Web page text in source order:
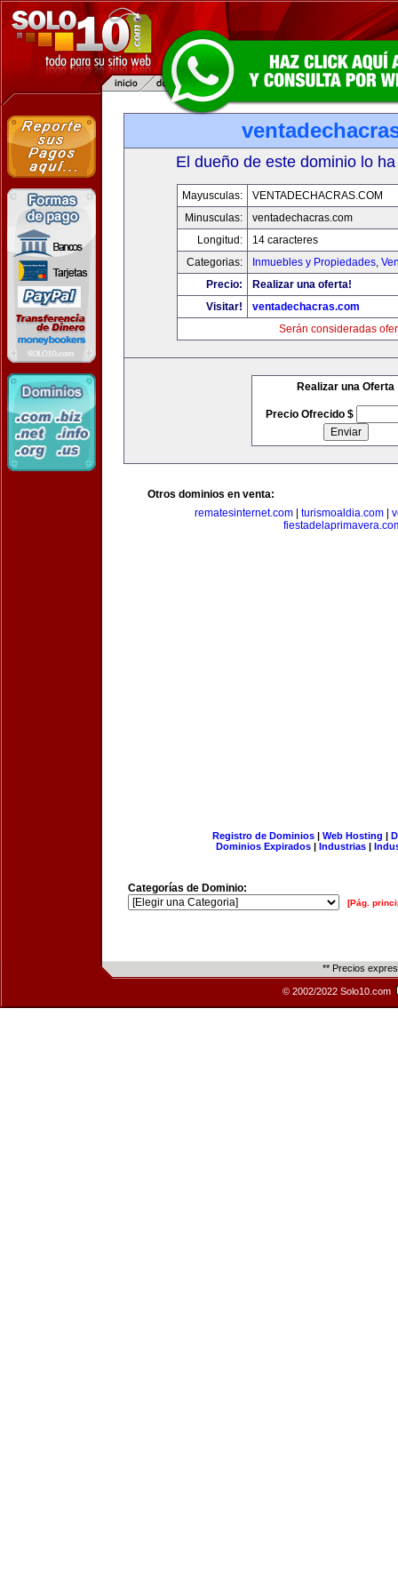
El dueño de este dominio lo
Mayusculas:
VENTADECHACRAS.COM
Minusculas:
ventadechacras.com
Longitud:
14 caracteres
Categorias:
Inmuebles y Propiedades,
Precio:
Realizar una oferta!
Visitar!
ventadechacras.com
Serán consideradas
Realizar una Oferta
Precio Ofrecido $
Otros dominios en venta:
rematesinternet.com| turismoaldia.com|
Registro de Dominios| Web Hosting |
Dominios Expirados | Industrias |
Categorías de Dominio:
[Pág.
** Precios
© 2002/2022 Solo10.com